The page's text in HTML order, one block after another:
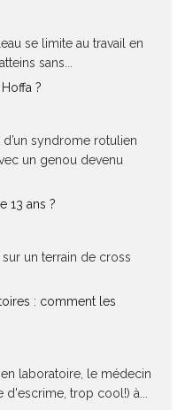
se limite au travail en
sans...
?
syndrome rotulien
un genou devenu
13 ans ?
un terrain de cross
: comment les
laboratoire, le médecin
trop cool!) à...